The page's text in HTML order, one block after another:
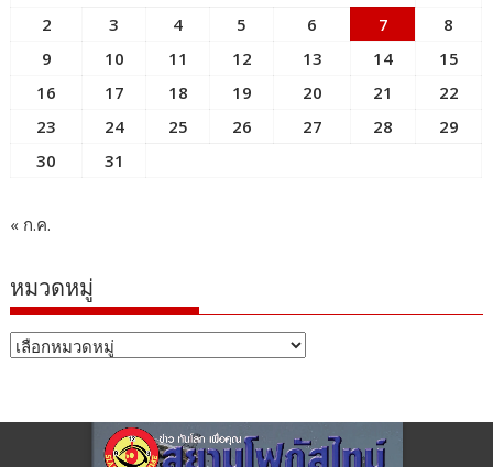
2
3 4 5 6 7
8
9
10 11 12 13 14
15
16
17 18 19 20 21
22
23
24 25 26 27 28
29
30
31
« ก.ค.
หมวดหมู่
หมวด